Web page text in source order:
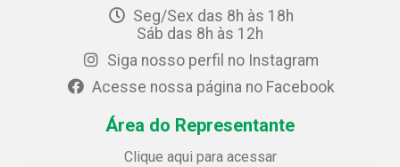
Seg/Sex das 8h às 18h
Sáb das 8h às 12h
Siga nosso perfil no Instagram
Acesse nossa página no Facebook
Área do Representante
Clique aqui para acessar